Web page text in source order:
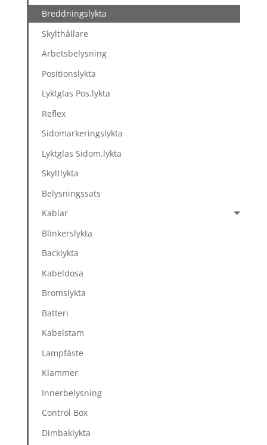
Breddningslykta
Skylthållare
Arbetsbelysning
Positionslykta
Lyktglas Pos.lykta
Reflex
Sidomarkeringslykta
Lyktglas Sidom.lykta
Skyltlykta
Belysningssats
Kablar
Blinkerslykta
Backlykta
Kabeldosa
Bromslykta
Batteri
Kabelstam
Lampfäste
Klammer
Innerbelysning
Control Box
Dimbaklykta